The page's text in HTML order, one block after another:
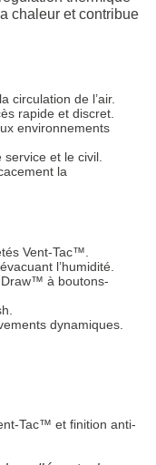
chaleur et contribue
circulation de l’air.
rapide et discret.
environnements
et le civil.
la
Vent-Tac™.
l’humidité.
à boutons-
dynamiques.
Tac™ et finition anti-